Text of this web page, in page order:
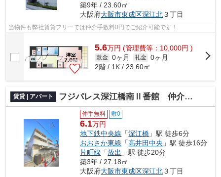
築9年 / 23.60㎡
大阪府大阪市東成区深江北３丁目
当物件も弊社賃貸フリーでは仲介手数料0円でご紹介可能です！
5.6万円 (管理費等：10,000円 )
敷金 0ヶ月 礼金 0ヶ月
2階 / 1K / 23.60㎡
賃貸 | アパート フジパレス深江橋南Ⅱ番館 仲介手数料無料
仲手無料 敷0
6.1万円
地下鉄中央線 「深江橋 」駅 徒歩6分
おおさか東線 「高井田中央 」駅 徒歩16分
片町線 「放出 」駅 徒歩20分
築3年 / 27.18㎡
大阪府大阪市東成区深江北３丁目